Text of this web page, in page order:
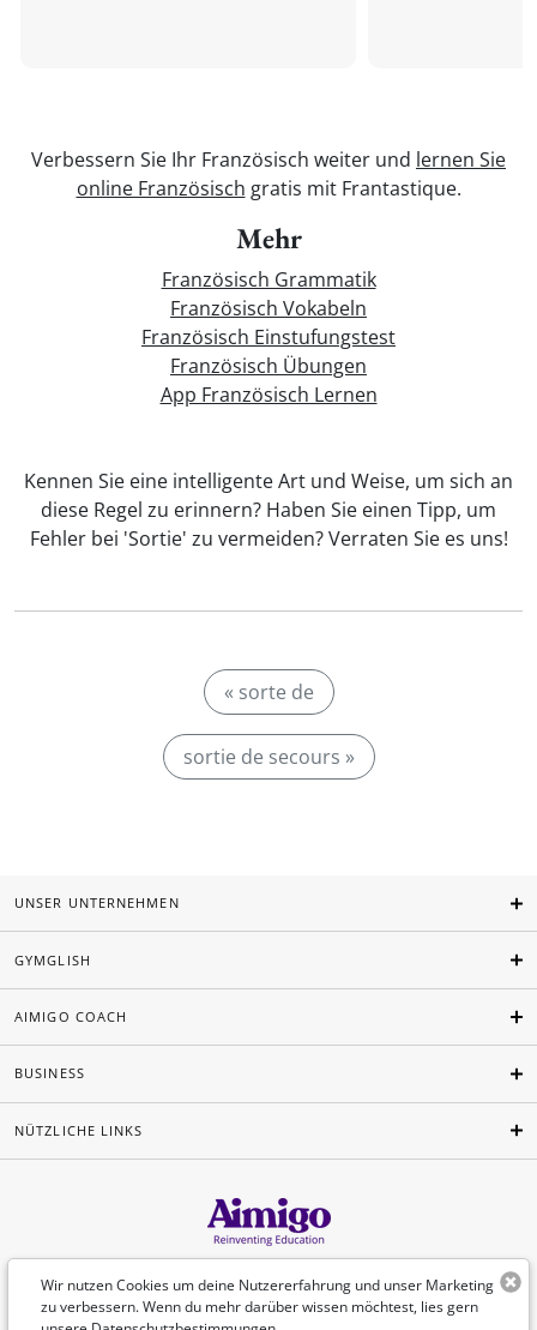
Verbessern Sie Ihr Französisch weiter und lernen Sie
online Französisch gratis mit Frantastique.
Mehr
Französisch Grammatik
Französisch Vokabeln
Französisch Einstufungstest
Französisch Übungen
App Französisch Lernen
Kennen Sie eine intelligente Art und Weise, um sich an
diese Regel zu erinnern? Haben Sie einen Tipp, um
Fehler bei 'Sortie' zu vermeiden? Verraten Sie es uns!
« sorte de
sortie de secours »
Wir nutzen Cookies um deine Nutzererfahrung und unser Marketing
zu verbessern. Wenn du mehr darüber wissen möchtest, lies gern
UNSER UNTERNEHMEN
GYMGLISH
AIMIGO COACH
BUSINESS
NÜTZLICHE LINKS
Deutsch